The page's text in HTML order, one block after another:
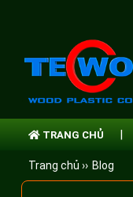
TRANG CHỦ
Trang chủ ›› Blog